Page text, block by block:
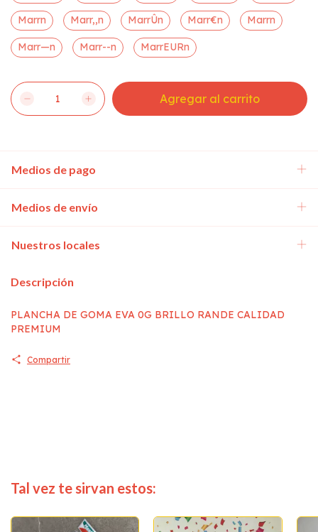
Marrn Marr,,n MarrÛn Marr€n Marrn
Marr—n Marr--n MarrEURn
Medios de pago
Medios de envío
Nuestros locales
Descripción
PLANCHA DE GOMA EVA 0G BRILLO RANDE CALIDAD
PREMIUM
Compartir
Tal vez te sirvan estos: